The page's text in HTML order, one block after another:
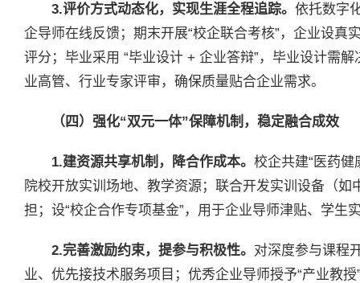
3.评价方式动态化，实现生涯全程追踪。 依托数字
企导师在线反馈；期末开展“校企联合考核”，企业设真
评分；毕业采用 “毕业设计 + 企业答辩”，毕业设计需
业高管、行业专家评审，确保质量贴合企业需求。
（四）强化“双元一体”保障机制，稳定融合成效
1.建资源共享机制，降合作成本。 校企共建“医药
院校开放实训场地、教学资源；联合开发实训设备（
担；设“校企合作专项基金”，用于企业导师津贴、学生
2.完善激励约束，提参与积极性。 对深度参与课程
业、优先接技术服务项目；优秀企业导师授予“产业教